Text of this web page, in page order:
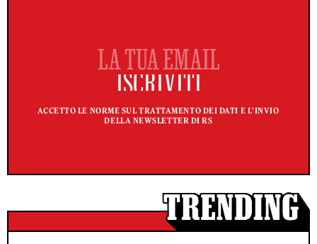
ACCETTO LE NORME SUL TRATTAMENTO DEI DATI E L'INVIO
DELLA NEWSLETTER DI RS